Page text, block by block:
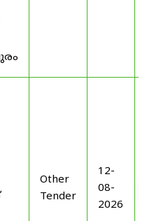
Other
Tender
12-
08-
2026